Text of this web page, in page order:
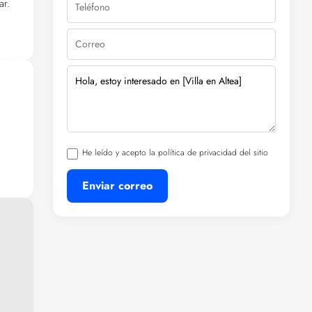
He leído y acepto la política de privacidad del sitio
Enviar correo